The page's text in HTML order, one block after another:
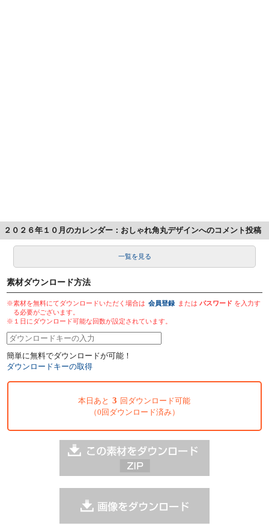
２０２６年１０月のカレンダー：おしゃれ角丸デザインへのコメント投稿
一覧を見る
素材ダウンロード方法
※素材を無料にてダウンロードいただく場合は 会員登録 またはパスワード を入力す
る必要がございます。
※１日にダウンロード可能な回数が設定されています。
簡単に無料でダウンロードが可能！
ダウンロードキーの取得
本日あと 3 回ダウンロード可能
（0回ダウンロード済み）